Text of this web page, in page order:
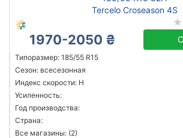
Tercelo Croseason 4S
1970-2050 ₴
Типоразмер: 185/55 R15
Сезон: всесезонная
Индекс скорости: H
Усиленность:
Год производства:
Страна:
Все магазины: (2)